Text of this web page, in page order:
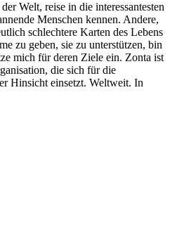
Welt, reise in die interessantesten
Menschen kennen. Andere,
schlechtere Karten des Lebens
zu geben, sie zu unterstützen, bin
mich für deren Ziele ein. Zonta ist
die sich für die
Hinsicht einsetzt. Weltweit. In